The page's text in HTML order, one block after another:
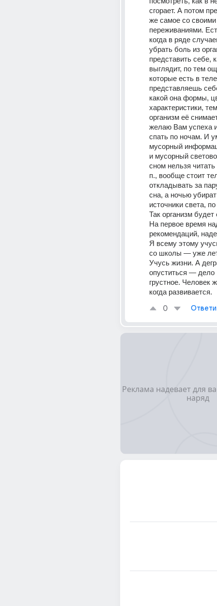
сгорает. А потом
же самое со
переживаниями.
когда в ряде
убрать боль из
представить себе,
выглядит, по тем
которые есть в
представляешь
какой она формы,
характеристики,
организм её
желаю Вам успеха
спать по ночам. И
мусорный
и мусорный
сном нельзя читать
п., вообще стоит
откладывать за
сна, а ночью
источники света,
Так организм
На первое время
рекомендаций,
Я всему этому
со школы — уже
Учусь жизни. А
опуститься — дело
грустное. Человек
когда развивается.
0